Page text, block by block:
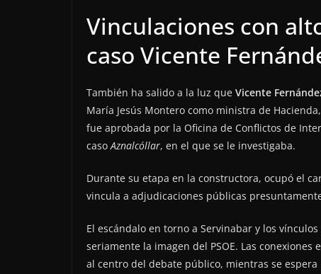
Vinculaciones con
caso Vicente
También ha salido a la luz que Vicente
María Jesús Montero como ministra de Hacienda,
fue aprobada por la Oficina de Conflictos de
casoAznalcóllar, en el que se le investigaba.
Durante su etapa en la constructora, ocupó el
vincula a adjudicaciones públicas
El escándalo en torno a Servinabar y los
seriamente la imagen del PSOE. Las
al centro del debate público, mientras se